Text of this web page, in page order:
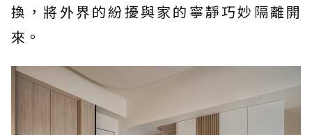
換，將外界的紛擾與家的寧靜巧妙隔離開
來。